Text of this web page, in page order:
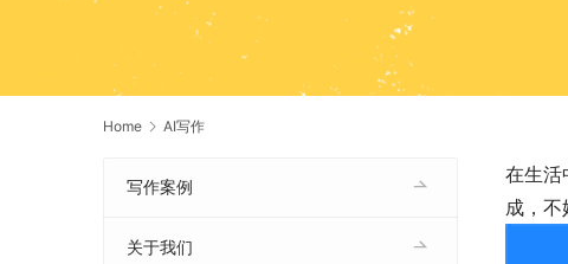
Home AI写作
在生活
成，不
写作案例
关于我们